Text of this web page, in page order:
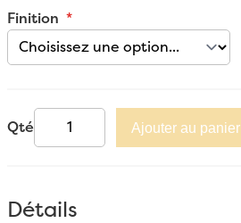
Finition
Qté Ajouter au panier
Détails